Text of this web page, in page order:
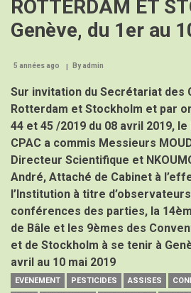
ROTTERDAM ET
Genève, du 1er au
5 années ago Byadmin
Sur invitation du Secrétariat des
Rotterdam et Stockholm et par
44 et 45 /2019 du 08 avril 2019,
CPAC a commis Messieurs
Directeur Scientifique et
André, Attaché de Cabinet à
l’Institution à titre
conférences des parties, la
de Bâle et les 9èmes des
et de Stockholm à se tenir à
avril au 10 mai 2019
EVENEMENT PESTICIDES ASSISES